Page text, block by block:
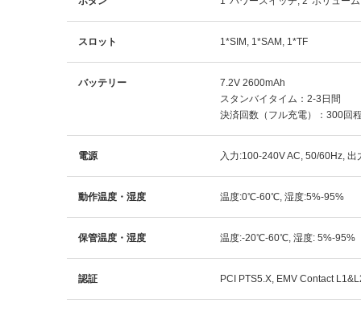
スロット 1*SIM, 1*SAM, 1*TF
バッテリー
7.2V 2600mAh
スタンバイタイム：2-3日間
決済回数（フル充電）：300回
電源 入力:100-240V AC, 50/60Hz, 出
動作温度・湿度 温度:0℃-60℃, 湿度:5%-95%
保管温度・湿度 温度:-20℃-60℃, 湿度: 5%-95%
認証 PCI PTS5.X, EMV Contact